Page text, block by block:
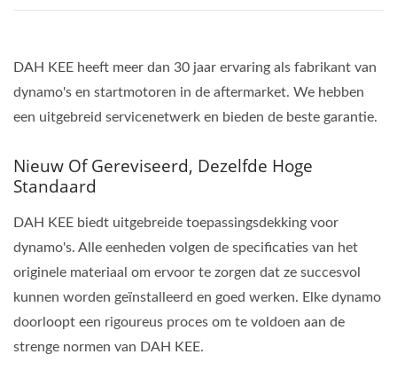
DAH KEE heeft meer dan 30 jaar ervaring als fabrikant van
dynamo's en startmotoren in de aftermarket. We hebben
een uitgebreid servicenetwerk en bieden de beste garantie.
Nieuw Of Gereviseerd, Dezelfde Hoge
Standaard
DAH KEE biedt uitgebreide toepassingsdekking voor
dynamo's. Alle eenheden volgen de specificaties van het
originele materiaal om ervoor te zorgen dat ze succesvol
kunnen worden geïnstalleerd en goed werken. Elke dynamo
doorloopt een rigoureus proces om te voldoen aan de
strenge normen van DAH KEE.